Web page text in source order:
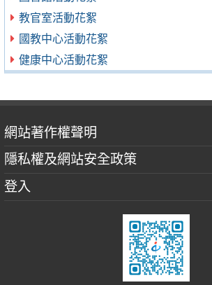
教官室活動花絮
國教中心活動花絮
健康中心活動花絮
網站著作權聲明
隱私權及網站安全政策
登入